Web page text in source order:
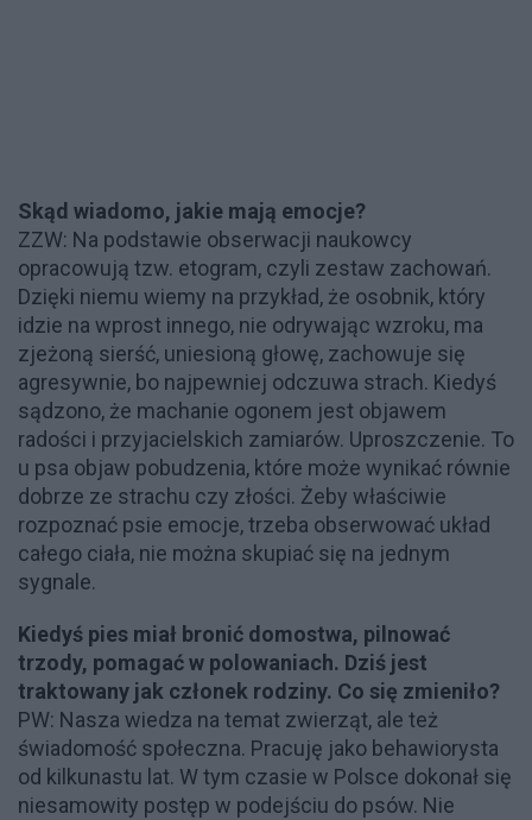
Skąd wiadomo, jakie mają emocje?
ZZW: Na podstawie obserwacji naukowcy
opracowują tzw. etogram, czyli zestaw zachowań.
Dzięki niemu wiemy na przykład, że osobnik, który
idzie na wprost innego, nie odrywając wzroku, ma
zjeżoną sierść, uniesioną głowę, zachowuje się
agresywnie, bo najpewniej odczuwa strach. Kiedyś
sądzono, że machanie ogonem jest objawem
radości i przyjacielskich zamiarów. Uproszczenie. To
u psa objaw pobudzenia, które może wynikać równie
dobrze ze strachu czy złości. Żeby właściwie
rozpoznać psie emocje, trzeba obserwować układ
całego ciała, nie można skupiać się na jednym
sygnale.
Kiedyś pies miał bronić domostwa, pilnować
trzody, pomagać w polowaniach. Dziś jest
traktowany jak członek rodziny. Co się zmieniło?
PW: Nasza wiedza na temat zwierząt, ale też
świadomość społeczna. Pracuję jako behawiorysta
od kilkunastu lat. W tym czasie w Polsce dokonał się
niesamowity postęp w podejściu do psów. Nie